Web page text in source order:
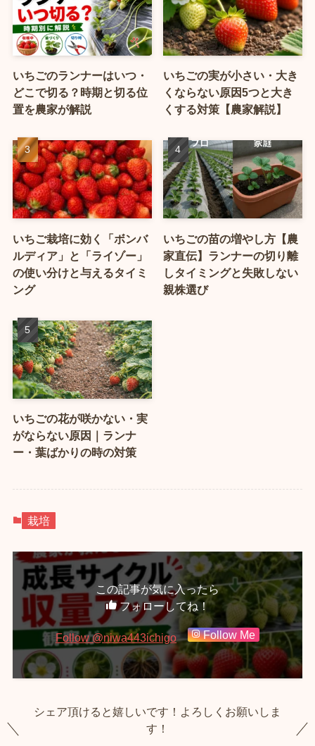
いちごのランナーはいつ・
どこで切る？時期と切る位
置を農家が解説
いちごの実が小さい・大き
くならない原因5つと大き
くする対策【農家解説】
いちご栽培に効く「ボンバ
ルディア」と「ライゾー」
の使い分けと与えるタイミ
ング
いちごの苗の増やし方【農
家直伝】ランナーの切り離
しタイミングと失敗しない
親株選び
いちごの花が咲かない・実
がならない原因｜ランナ
ー・葉ばかりの時の対策
栽培
この記事が気に入ったら
フォローしてね！
Follow @niwa443ichigo Follow Me
シェア頂けると嬉しいです！よろしくお願いしま
す！